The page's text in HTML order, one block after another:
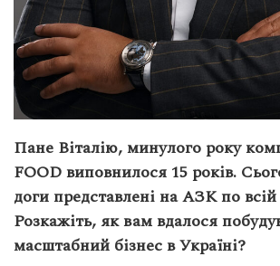
Пане Віталію, минулого року
FOOD виповнилося 15 років.
доги представлені на АЗК по всій
Розкажіть, як вам вдалося
масштабний бізнес в Україні?